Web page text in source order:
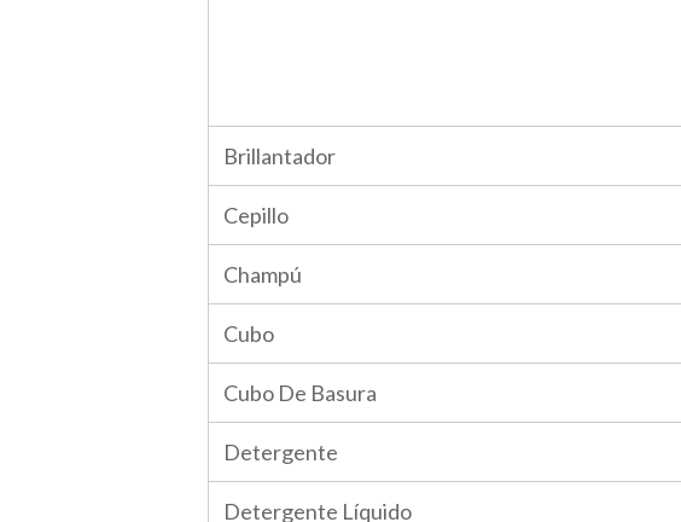
Brillantador
Cepillo
Champú
Cubo
Cubo De Basura
Detergente
Detergente Líquido